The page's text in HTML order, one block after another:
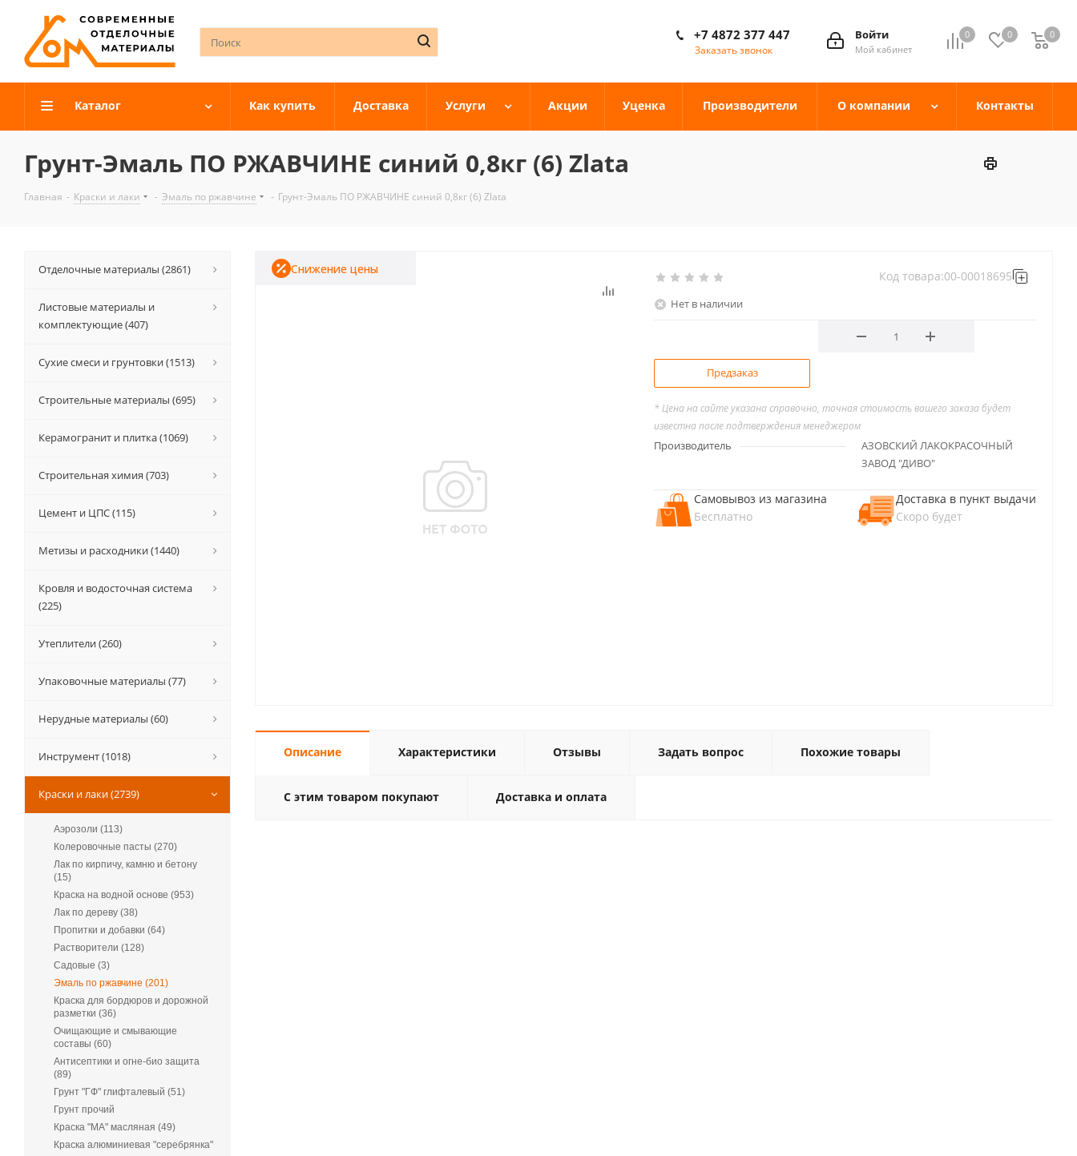
0 0 0
Войти
Мой кабинет
+7 4872 377 447
Заказать звонок
Каталог Как купить Доставка Услуги Акции Уценка Производители О компании Контакты
Грунт-Эмаль ПО РЖАВЧИНЕ синий 0,8кг (6) Zlata
Главная - Краски и лаки - Эмаль по ржавчине - Грунт-Эмаль ПО РЖАВЧИНЕ синий 0,8кг (6) Zlata
Нет в наличии
Код товара:00-00018695
Снижение цены
Предзаказ
* Цена на сайте указана справочно, точная стоимость вашего заказа будет
известна после подтверждения менеджером
Производитель
АЗОВСКИЙ ЛАКОКРАСОЧНЫЙ
ЗАВОД "ДИВО"
Самовывоз из магазина
Бесплатно
Доставка в пункт выдачи
Скоро будет
Описание Характеристики Отзывы Задать вопрос Похожие товары
С этим товаром покупают Доставка и оплата
Отделочные материалы (2861)
Листовые материалы и
комплектующие (407)
Сухие смеси и грунтовки (1513)
Строительные материалы (695)
Керамогранит и плитка (1069)
Строительная химия (703)
Цемент и ЦПС (115)
Метизы и расходники (1440)
Кровля и водосточная система
(225)
Утеплители (260)
Упаковочные материалы (77)
Нерудные материалы (60)
Инструмент (1018)
Краски и лаки (2739)
Аэрозоли (113)
Колеровочные пасты (270)
Лак по кирпичу, камню и бетону
(15)
Краска на водной основе (953)
Лак по дереву (38)
Пропитки и добавки (64)
Растворители (128)
Садовые (3)
Эмаль по ржавчине (201)
Краска для бордюров и дорожной
разметки (36)
Очищающие и смывающие
составы (60)
Антисептики и огне-био защита
(89)
Грунт "ГФ" глифталевый (51)
Грунт прочий
Краска "МА" масляная (49)
Краска алюминиевая "серебрянка"